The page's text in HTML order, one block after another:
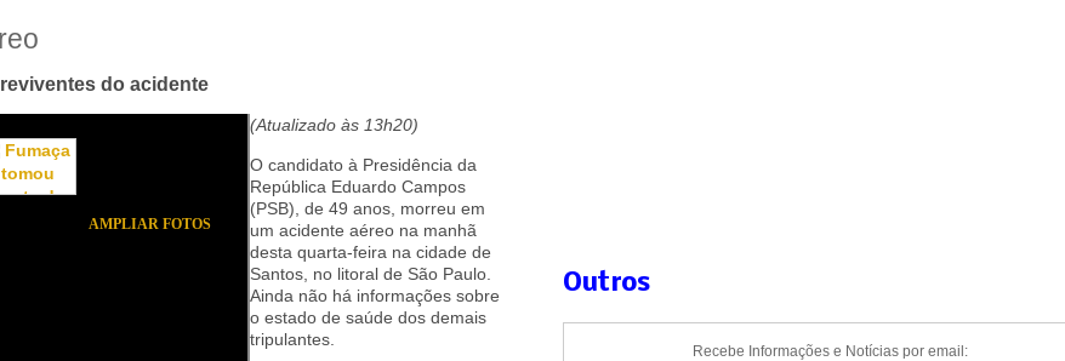
do acidente
AMPLIAR FOTOS
(Atualizado às 13h20)
O candidato à Presidência da
República Eduardo Campos
(PSB), de 49 anos, morreu em
um acidente aéreo na manhã
desta quarta-feira na cidade de
Santos, no litoral de São Paulo.
Ainda não há informações sobre
o estado de saúde dos demais
tripulantes.
Outros
Recebe Informações e Notícias por email: